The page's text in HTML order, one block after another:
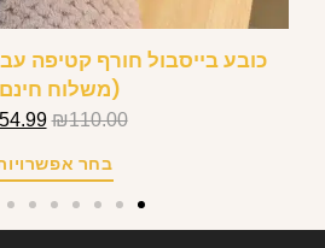
כובע בייסבול חורף קטיפה
(משלוח
₪110.00
54.99
בחר